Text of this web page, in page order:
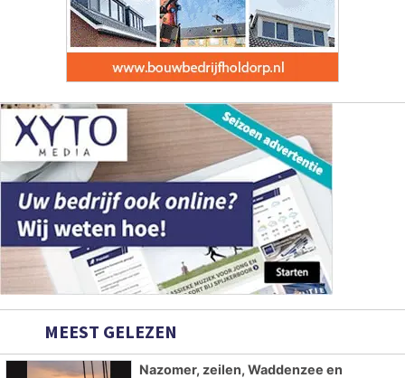
MEEST GELEZEN
Nazomer, zeilen, Waddenzee en